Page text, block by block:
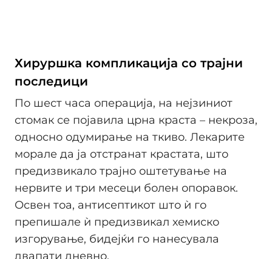
Хируршка компликација со трајни
последици
По шест часа операција, на нејзиниот
стомак се појавила црна краста – некроза,
односно одумирање на ткиво. Лекарите
морале да ја отстранат крастата, што
предизвикало трајно оштетување на
нервите и три месеци болен опоравок.
Освен тоа, антисептикот што ѝ го
препишале ѝ предизвикал хемиско
изгорување, бидејќи го нанесувала
двапати дневно.